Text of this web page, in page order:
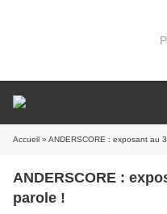
Accueil » ANDERSCORE : exposant au
ANDERSCORE :
parole !